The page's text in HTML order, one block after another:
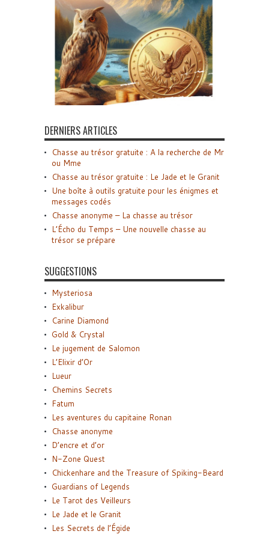
DERNIERS ARTICLES
Chasse au trésor gratuite : A la recherche de Mr
ou Mme
Chasse au trésor gratuite : Le Jade et le Granit
Une boîte à outils gratuite pour les énigmes et
messages codés
Chasse anonyme – La chasse au trésor
L’Écho du Temps – Une nouvelle chasse au
trésor se prépare
SUGGESTIONS
Mysteriosa
Exkalibur
Carine Diamond
Gold & Crystal
Le jugement de Salomon
L’Elixir d’Or
Lueur
Chemins Secrets
Fatum
Les aventures du capitaine Ronan
Chasse anonyme
D’encre et d’or
N-Zone Quest
Chickenhare and the Treasure of Spiking-Beard
Guardians of Legends
Le Tarot des Veilleurs
Le Jade et le Granit
Les Secrets de l’Égide